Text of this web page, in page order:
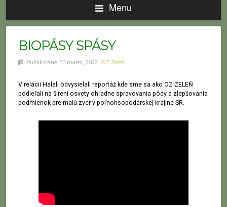
Menu
BIOPÁSY SPÁSY
Publikované: 23 marec, 2022 : OZ Zeleň
V relácii Halali odvysielali reportáž kde sme sa ako OZ ZELEŇ
podieľali na šírení osvety ohľadne spravovania pôdy a zlepšovania
podmienok pre malú zver v poľnohsopodárskej krajine SR.